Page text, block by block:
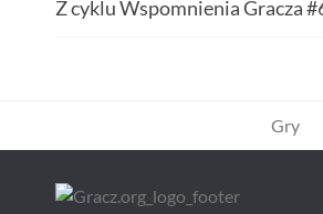
Z cyklu Wspomnienia Gracza
Gry